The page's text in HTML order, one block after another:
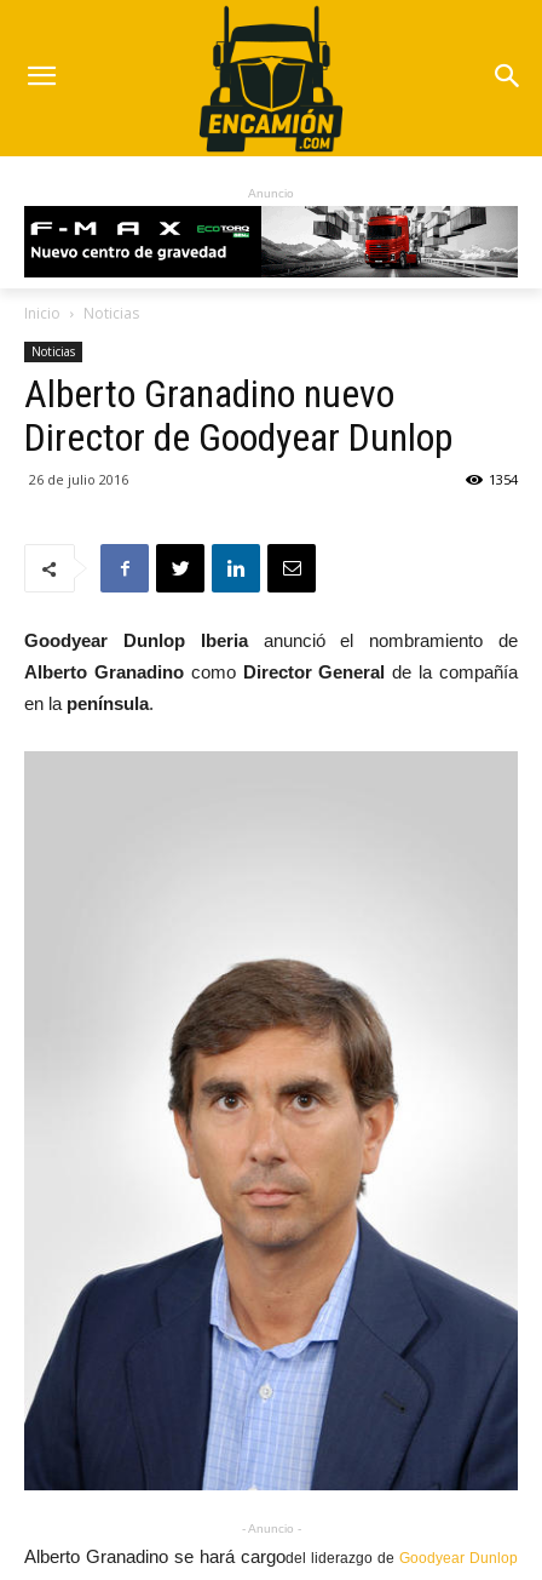
Anuncio
Inicio Noticias
Noticias
Alberto Granadino nuevo
Director de Goodyear Dunlop
26 de julio 2016 1354
Goodyear Dunlop Iberia anunció el nombramiento de
Alberto Granadino comoDirector General de la compañía
en la península.
- Anuncio -
Alberto Granadino se hará cargodel liderazgo de Goodyear Dunlop